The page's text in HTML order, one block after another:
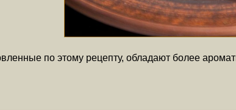
по этому рецепту, обладают более